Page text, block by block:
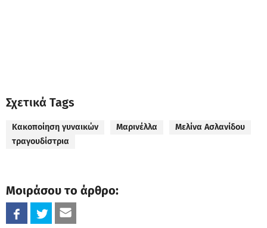
Σχετικά Tags
Κακοποίηση γυναικών Μαρινέλλα
Μελίνα Ασλανίδου
τραγουδίστρια
Μοιράσου το άρθρο: